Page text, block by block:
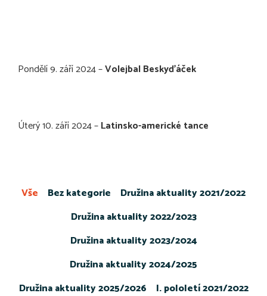
Pondělí 9. září 2024 –Volejbal Beskyďáček
Úterý 10. září 2024 –Latinsko-americké tance
Bez kategorie
Družina aktuality 2021/2022
Družina aktuality 2022/2023
Družina aktuality 2023/2024
Družina aktuality 2024/2025
Družina aktuality 2025/2026
I. pololetí 2021/2022
Vše